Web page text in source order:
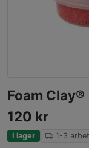
Foam Clay®
120 kr
I lager 1-3